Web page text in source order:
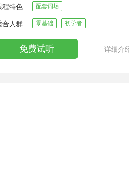
程特色
配套词场
合人群 零基础 初学者
免费试听 详细介